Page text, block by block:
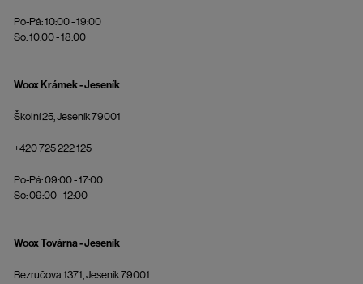
Po-Pá: 10:00 - 19:00
So: 10:00 - 18:00
Woox Krámek - Jeseník
Školní 25, Jeseník 79001
+420 725 222 125
Po-Pá: 09:00 - 17:00
So: 09:00 - 12:00
Woox Továrna - Jeseník
Bezručova 1371, Jeseník 79001